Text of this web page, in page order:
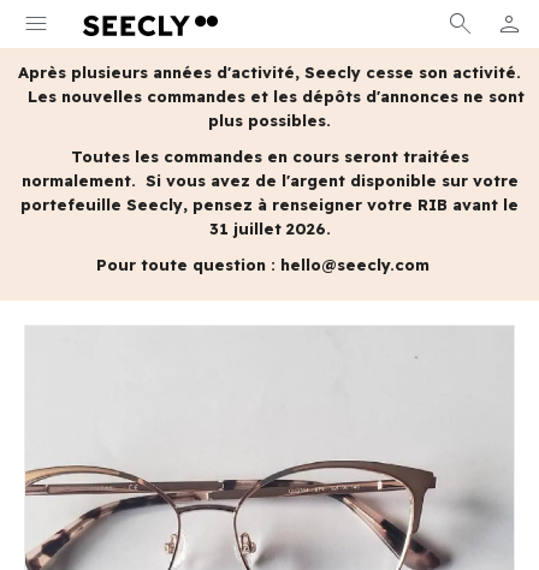
menu search person
MON
Après plusieurs années d'activité, Seecly cesse son activité.
Les nouvelles commandes et les dépôts d'annonces ne sont
plus possibles.
Toutes les commandes en cours seront traitées
normalement. Si vous avez de l'argent disponible sur votre
portefeuille Seecly, pensez à renseigner votre RIB avant le
31 juillet 2026.
Pour toute question : hello@seecly.com